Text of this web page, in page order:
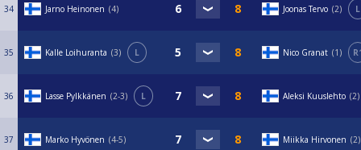
34 Jarno Heinonen 4 Joonas Tervo 2 L
35 Kalle Loihuranta 3 L Nico Granat 1
36 Lasse Pylkkänen 2-3 L Aleksi Kuuslehto 2
37 Marko Hyvönen 4-5 Miikka Hirvonen 2